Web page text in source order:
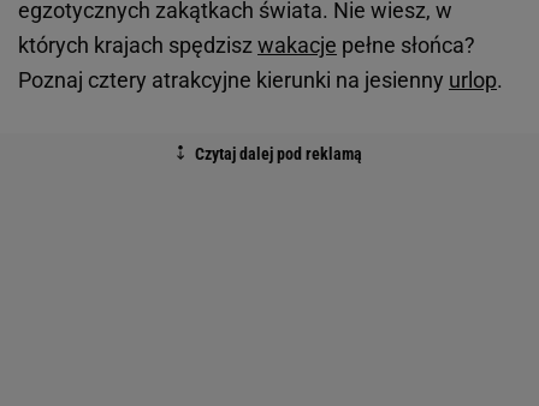
egzotycznych zakątkach świata. Nie wiesz, w
których krajach spędziszwakacje pełne słońca?
Poznaj cztery atrakcyjne kierunki na jesienny urlop.